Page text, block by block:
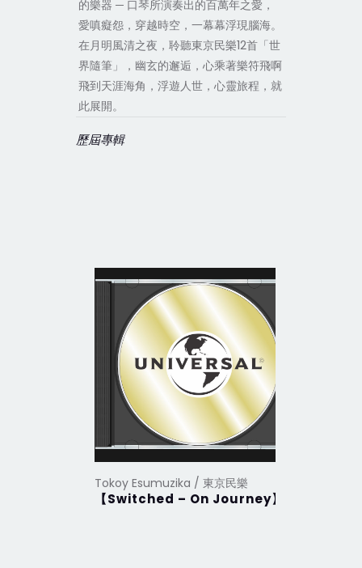
的樂器 ─ 口琴所演奏出的百萬年之愛，
愛嗔癡怨，穿越時空，一幕幕浮現腦海。
在月明風清之夜，聆聽東京民樂12首「世
界隨筆」，幽玄的邂逅，心乘著樂符飛啊
飛到天涯海角，浮遊人世，心靈旅程，就
此展開。
歷屆專輯
Tokoy Esumuzika / 東京民樂
【Switched – On Journey】